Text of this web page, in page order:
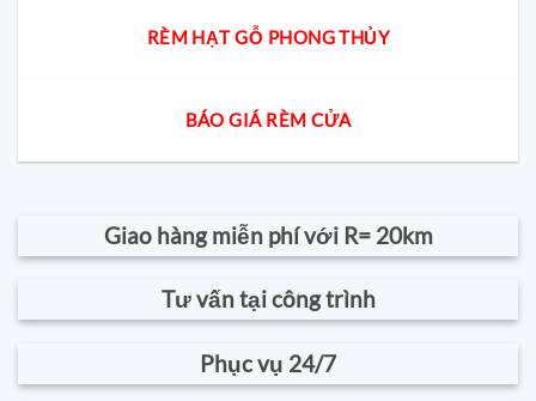
RÈM HẠT GỖ PHONG THỦY
BÁO GIÁ RÈM CỬA
Giao hàng miễn phí với R= 20km
Tư vấn tại công trình
Phục vụ 24/7